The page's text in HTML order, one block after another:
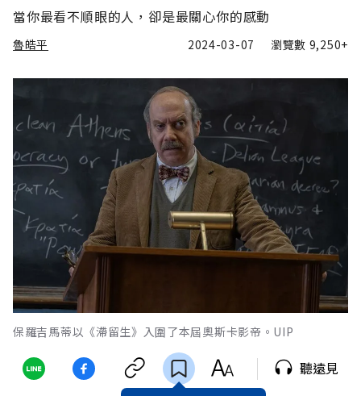
當你最看不順眼的人，卻是最關心你的感動
魯皓平 2024-03-07 瀏覽數 9,250+
保羅吉馬蒂以《滯留生》入圍了本屆奧斯卡影帝。UIP
聽遠見